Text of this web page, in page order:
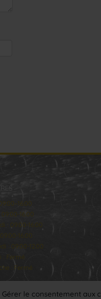
Gérer le consentement aux
16:00
: 09:00-16:00
16:00
: 09:00-12:00
: Fermé
: Fermé